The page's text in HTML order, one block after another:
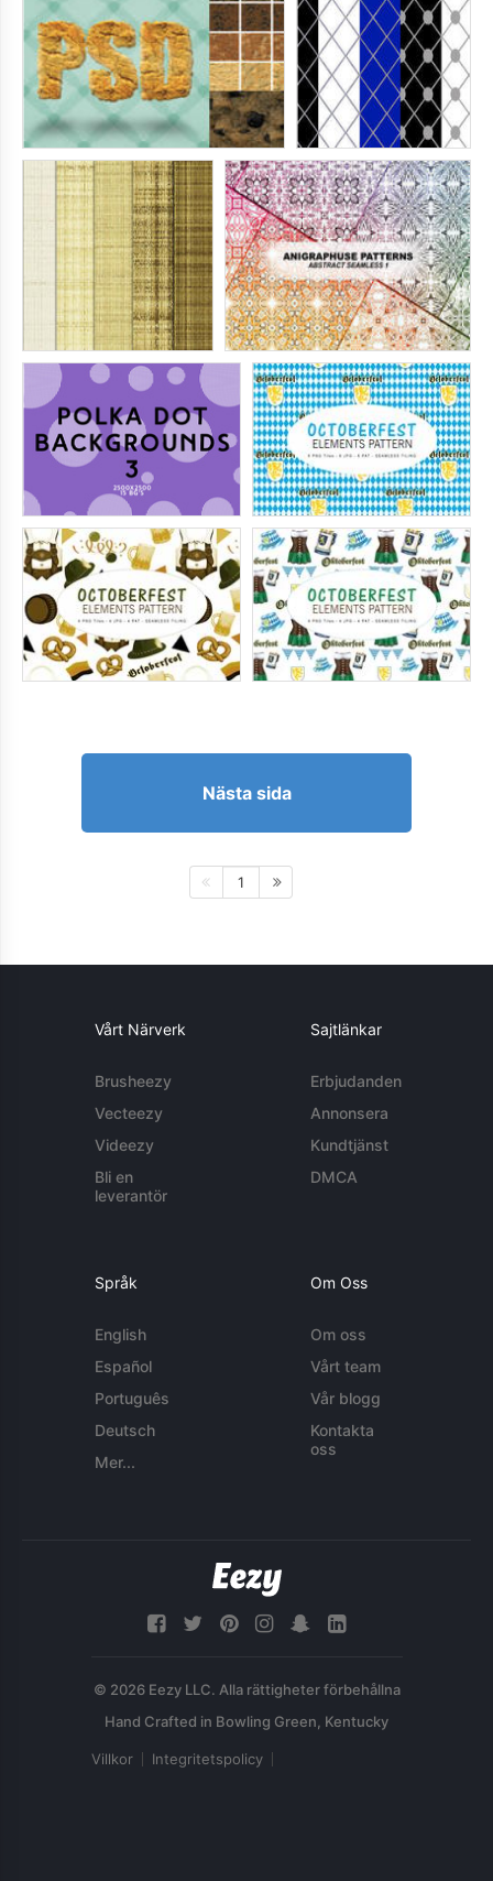
Nästa sida
1
Vårt Närverk
Brusheezy
Vecteezy
Videezy
Bli en
leverantör
Sajtlänkar
Erbjudanden
Annonsera
Kundtjänst
DMCA
Språk
English
Español
Português
Deutsch
Mer...
Om Oss
Om oss
Vårt team
Vår blogg
Kontakta
oss
© 2026 Eezy LLC. Alla rättigheter förbehållna
Villkor Integritetspolicy